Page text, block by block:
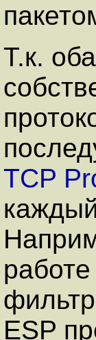
Т.к.
TCP
ESP